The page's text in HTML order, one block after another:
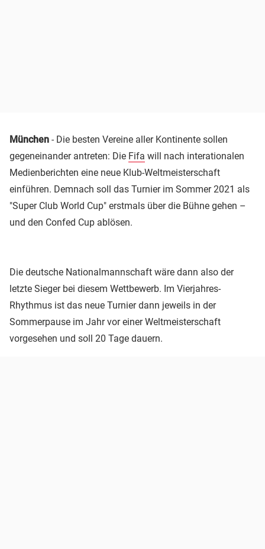
München - Die besten Vereine aller Kontinente sollen
gegeneinander antreten: Die Fifa will nach interationalen
Medienberichten eine neue Klub-Weltmeisterschaft
einführen. Demnach soll das Turnier im Sommer 2021 als
"Super Club World Cup" erstmals über die Bühne gehen –
und den Confed Cup ablösen.
Die deutsche Nationalmannschaft wäre dann also der
letzte Sieger bei diesem Wettbewerb. Im Vierjahres-
Rhythmus ist das neue Turnier dann jeweils in der
Sommerpause im Jahr vor einer Weltmeisterschaft
vorgesehen und soll 20 Tage dauern.